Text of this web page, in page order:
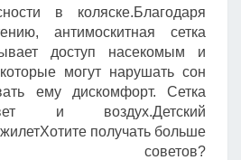
в коляске.Благодаря
антимоскитная сетка
доступ насекомым и
могут нарушать сон
ему дискомфорт. Сетка
и воздух.Детский
получать больше
советов?